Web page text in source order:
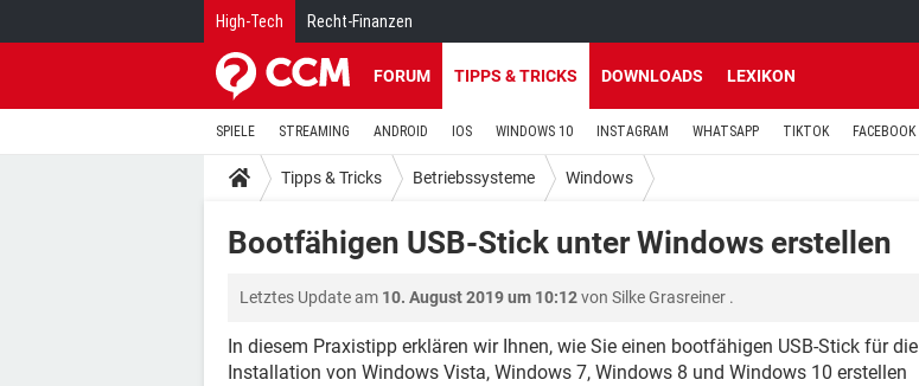
High-Tech Recht-Finanzen
FORUM TIPPS & TRICKS DOWNLOADS LEXIKON
SPIELE STREAMING ANDROID IOS WINDOWS 10 INSTAGRAM WHATSAPP TIKTOK FACEBOOK
Tipps & Tricks Betriebssysteme Windows
Bootfähigen USB-Stick unter Windows erstellen
Letztes Update am 10. August 2019 um 10:12von Silke Grasreiner .
In diesem Praxistipp erklären wir Ihnen, wie Sie einen bootfähigen USB-Stick für die
Installation von Windows Vista, Windows 7, Windows 8 und Windows 10 erstellen